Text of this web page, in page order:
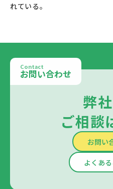
Contact
お問い合わせ
弊
ご相談
お問い
よくあ